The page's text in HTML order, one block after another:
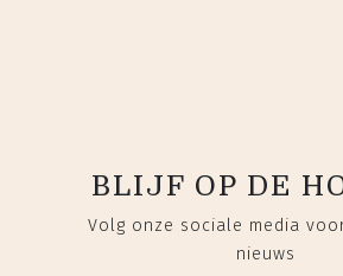
BLIJF OP DE
Volg onze sociale media
nieuws